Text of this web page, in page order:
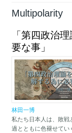
Multipolarity
「第四政治
要な事」
林田一博
私たち日本人は、敗
過とともに色褪せてい